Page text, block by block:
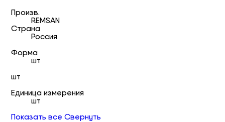
Произв.
REMSAN
Страна
Россия
Форма
шт
шт
Единица измерения
шт
Показать все Свернуть